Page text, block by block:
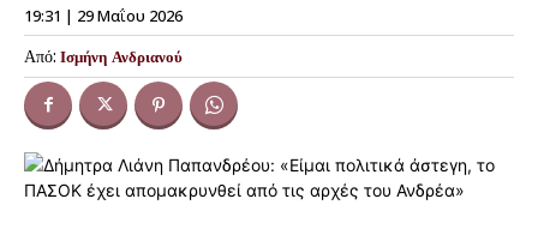
19:31 | 29 Μαΐου 2026
Από: Ισμήνη Ανδριανού